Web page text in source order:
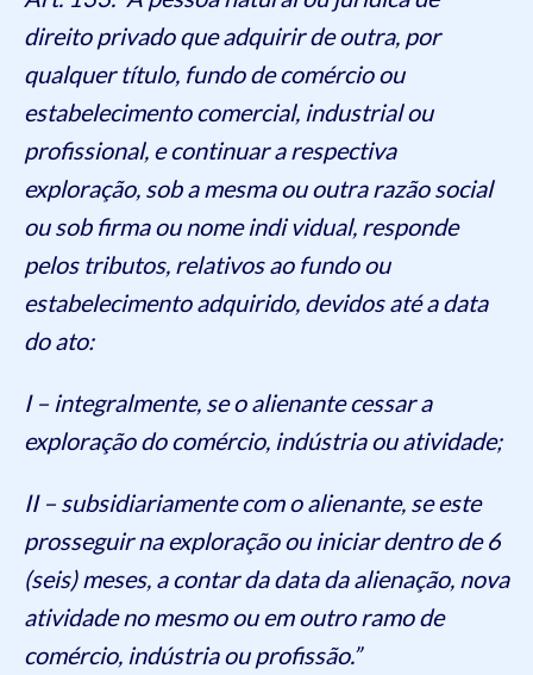
direito privado que adquirir de outra, por
qualquer título, fundo de comércio ou
estabelecimento comercial, industrial ou
profissional, e continuar a respectiva
exploração, sob a mesma ou outra razão social
ou sob firma ou nome indi vidual, responde
pelos tributos, relativos ao fundo ou
estabelecimento adquirido, devidos até a data
do ato:
I – integralmente, se o alienante cessar a
exploração do comércio, indústria ou atividade;
II – subsidiariamente com o alienante, se este
prosseguir na exploração ou iniciar dentro de 6
(seis) meses, a contar da data da alienação, nova
atividade no mesmo ou em outro ramo de
comércio, indústria ou profissão.”